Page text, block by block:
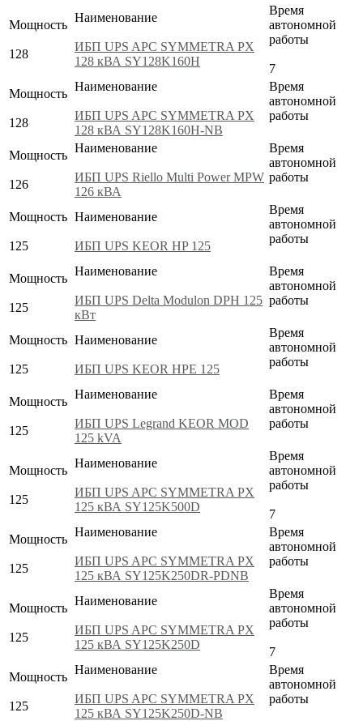
Мощность
128
Наименование
ИБП UPS APC SYMMETRA PX
128 кВА SY128K160H
Время
автономной
работы
7
Мощность
128
Наименование
ИБП UPS APC SYMMETRA PX
128 кВА SY128K160H-NB
Время
автономной
работы
Мощность
126
Наименование
ИБП UPS Riello Multi Power MPW
126 кВА
Время
автономной
работы
Мощность
125
Наименование
ИБП UPS KEOR HP 125
Время
автономной
работы
Мощность
125
Наименование
ИБП UPS Delta Modulon DPH 125
кВт
Время
автономной
работы
Мощность
125
Наименование
ИБП UPS KEOR HPE 125
Время
автономной
работы
Мощность
125
Наименование
ИБП UPS Legrand KEOR MOD
125 kVA
Время
автономной
работы
Мощность
125
Наименование
ИБП UPS APC SYMMETRA PX
125 кВА SY125K500D
Время
автономной
работы
7
Мощность
125
Наименование
ИБП UPS APC SYMMETRA PX
125 кВА SY125K250DR-PDNB
Время
автономной
работы
Мощность
125
Наименование
ИБП UPS APC SYMMETRA PX
125 кВА SY125K250D
Время
автономной
работы
7
Мощность
125
Наименование
ИБП UPS APC SYMMETRA PX
125 кВА SY125K250D-NB
Время
автономной
работы